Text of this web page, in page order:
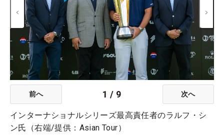
前へ 1 / 9 次へ
インターナショナルシリーズ最高責任者のラルフ・シ
ン氏（右端/提供：Asian Tour）